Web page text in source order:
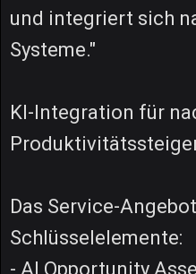
und integriert sich
Systeme."
KI-Integration für
Das Service-
Schlüsselelemente:
- AI Opportunity